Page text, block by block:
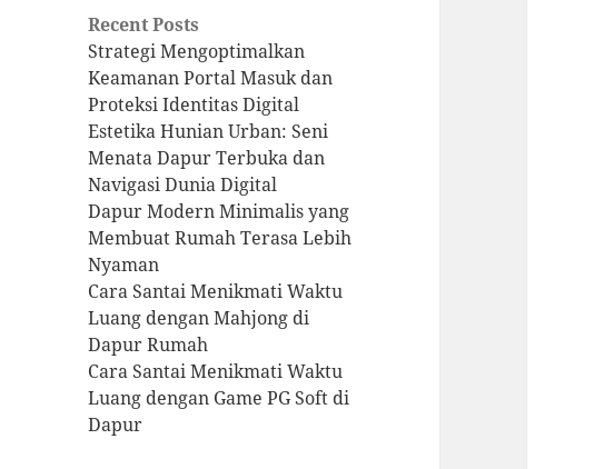
Recent Posts
Strategi Mengoptimalkan
Keamanan Portal Masuk dan
Proteksi Identitas Digital
Estetika Hunian Urban: Seni
Menata Dapur Terbuka dan
Navigasi Dunia Digital
Dapur Modern Minimalis yang
Membuat Rumah Terasa Lebih
Nyaman
Cara Santai Menikmati Waktu
Luang dengan Mahjong di
Dapur Rumah
Cara Santai Menikmati Waktu
Luang dengan Game PG Soft di
Dapur